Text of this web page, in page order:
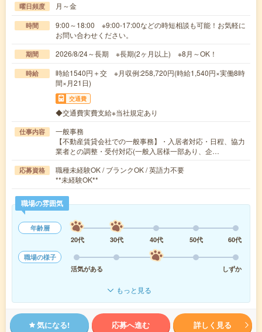
曜日頻度 月～金
時間
9:00～18:00 ※9:00-17:00などの時短相談も可能！お気軽に
お問い合わせください。
期間 2026/8/24～長期 ※長期(2ヶ月以上) ※8月～OK！
時給
時給1540円＋交 ※月収例:258,720円(時給1,540円×実働8時
間×月21日)
交通費
◆交通費実費支給※当社規定あり
仕事内容
一般事務
【不動産賃貸会社での一般事務】・入居者対応・日程、協力
業者との調整・受付対応(一般入居様一部あり、企…
応募資格
職種未経験OK / ブランクOK / 英語力不要
**未経験OK**
職場の雰囲気
年齢層
20代
30代 40代 50代
60代
職場の様子
活気がある
しずか
もっと見る
気になる! 応募へ進む 詳しく見る